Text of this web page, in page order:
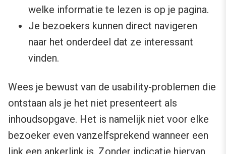
welke informatie te lezen is op je pagina.
Je bezoekers kunnen direct navigeren
naar het onderdeel dat ze interessant
vinden.
Wees je bewust van de usability-problemen die
ontstaan als je het niet presenteert als
inhoudsopgave. Het is namelijk niet voor elke
bezoeker even vanzelfsprekend wanneer een
link een ankerlink is. Zonder indicatie hiervan